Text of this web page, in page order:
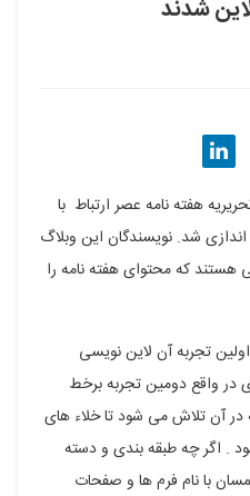
شدند
گذاری
در
هفته نامه عصر ارتباط با
شد. نویسندگان این وبلاگ
هستند که محتوای هفته نامه را
تجربه آن لاین نویسی
سال جاری در واقع دومین تجربه برخط
آن تلاش می شود تا خلاء های
. اگر چه طبقه بندی و دسته
با نام فرم ها و صفحات